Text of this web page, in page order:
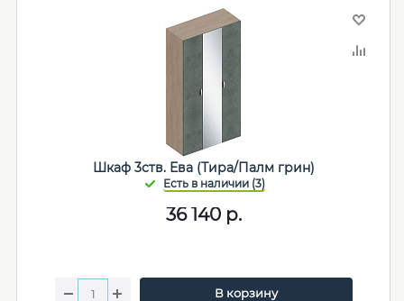
Шкаф 3ств. Ева (Тира/Палм грин)
36 140 р.
В корзину